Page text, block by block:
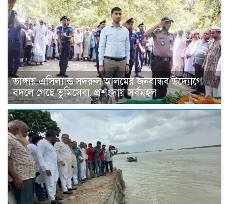
ভাঙ্গায় এসিল্যান্ড সদরুল আলমের জনবান্ধব উদ্যোগে
বদলে গেছে ভূমিসেবা, প্রশংসায় সর্বমহল